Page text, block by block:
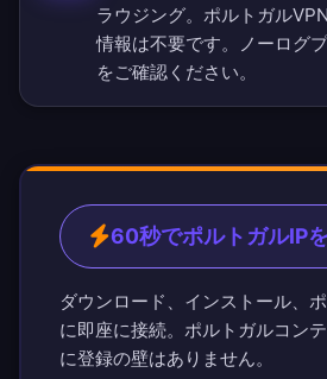
ラウジング。ポルトガル
情報は不要です。
ノーログ
をご確認ください。
60秒でポルトガルIP
ダウンロード、インストール、
に即座に接続。ポルトガルコン
に登録の壁はありません。